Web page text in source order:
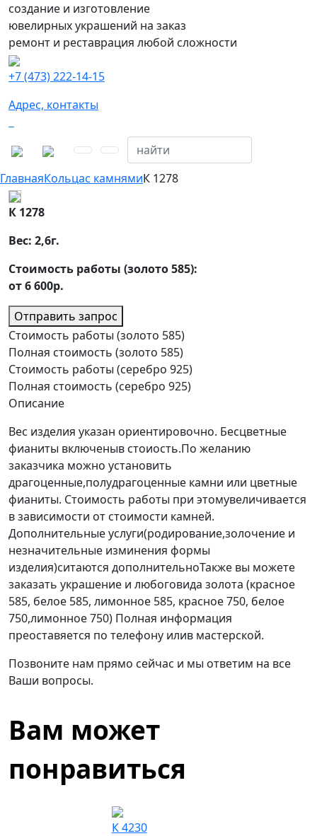
создание и изготовление
ювелирных украшений на заказ
ремонт и реставрация любой сложности
+7 (473) 222-14-15
Адрес, контакты
ГлавнаяКольцас камнямиК 1278
К 1278
Вес: 2,6г.
Стоимость работы (золото 585):
от 6 600р.
Отправить запрос
Стоимость работы (золото 585)
Полная стоимость (золото 585)
Стоимость работы (серебро 925)
Полная стоимость (серебро 925)
Описание
Вес изделия указан ориентировочно. Бесцветные
фианиты включеныв стоиость.По желанию
заказчика можно установить
драгоценные,полудрагоценные камни или цветные
фианиты. Стоимость работы при этомувеличивается
в зависимости от стоимости камней.
Дополнительные услуги(родирование,золочение и
незначительные изминения формы
изделия)ситаются дополнительноТакже вы можете
заказать украшение и любоговида золота (красное
585, белое 585, лимонное 585, красное 750, белое
750,лимонное 750) Полная информация
преоставяется по телефону илив мастерской.
Позвоните нам прямо сейчас и мы ответим на все
Ваши вопросы.
Вам может
понравиться
К 4230